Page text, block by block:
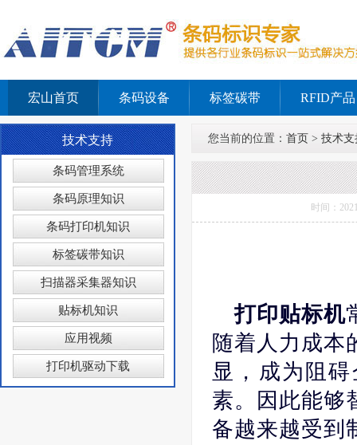
宏山首页 条码设备 标签碳带 RFID产品
技术支持
条码管理系统
条码原理知识
条码打印机知识
标签碳带知识
扫描器采集器知识
贴标机知识
应用视频
打印机驱动下载
您当前的位置： 首页 > 技术支
时间：
打印贴标机
随着人力成本
显，成为阻
素。因此能够
备越来越受到